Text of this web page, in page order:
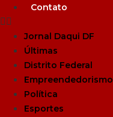
Contato
Jornal Daqui DF
Últimas
Distrito Federal
Empreendedorismo
Política
Esportes